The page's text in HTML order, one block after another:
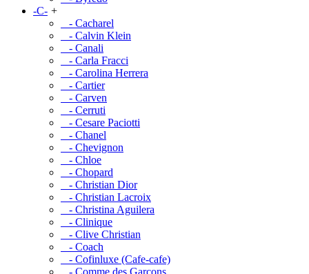
-C- +
- Cacharel
- Calvin Klein
- Canali
- Carla Fracci
- Carolina Herrera
- Cartier
- Carven
- Cerruti
- Cesare Paciotti
- Chanel
- Chevignon
- Chloe
- Chopard
- Christian Dior
- Christian Lacroix
- Christina Aguilera
- Clinique
- Clive Christian
- Coach
- Cofinluxe (Cafe-cafe)
- Comme des Garcons